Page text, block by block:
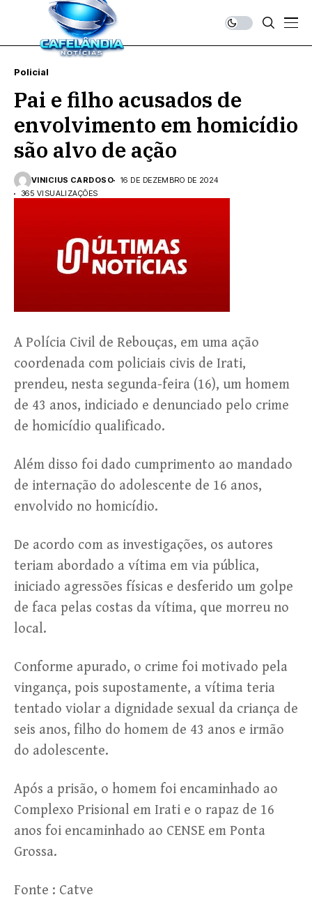
Policial
Pai e filho acusados de
envolvimento em homicídio
são alvo de ação
VINICIUS CARDOSO
16 DE DEZEMBRO DE 2024
365 VISUALIZAÇÕES
A Polícia Civil de Rebouças, em uma ação
coordenada com policiais civis de Irati,
prendeu, nesta segunda-feira (16), um homem
de 43 anos, indiciado e denunciado pelo crime
de homicídio qualificado.
Além disso foi dado cumprimento ao mandado
de internação do adolescente de 16 anos,
envolvido no homicídio.
De acordo com as investigações, os autores
teriam abordado a vítima em via pública,
iniciado agressões físicas e desferido um golpe
de faca pelas costas da vítima, que morreu no
local.
Conforme apurado, o crime foi motivado pela
vingança, pois supostamente, a vítima teria
tentado violar a dignidade sexual da criança de
seis anos, filho do homem de 43 anos e irmão
do adolescente.
Após a prisão, o homem foi encaminhado ao
Complexo Prisional em Irati e o rapaz de 16
anos foi encaminhado ao CENSE em Ponta
Grossa.
Fonte : Catve